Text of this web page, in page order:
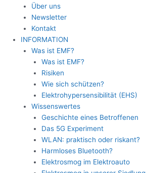
Über uns
Newsletter
Kontakt
INFORMATION
Was ist EMF?
Was ist EMF?
Risiken
Wie sich schützen?
Elektrohypersensibilität (EHS)
Wissenswertes
Geschichte eines Betroffenen
Das 5G Experiment
WLAN: praktisch oder riskant?
Harmloses Bluetooth?
Elektrosmog im Elektroauto